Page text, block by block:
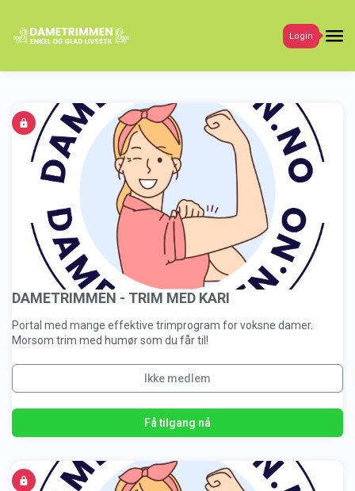
DAMETRIMMEN - TRIM MED KARI
Portal med mange effektive trimprogram for voksne damer.
Morsom trim med humør som du får til!
Ikke medlem
Få tilgang nå
Login